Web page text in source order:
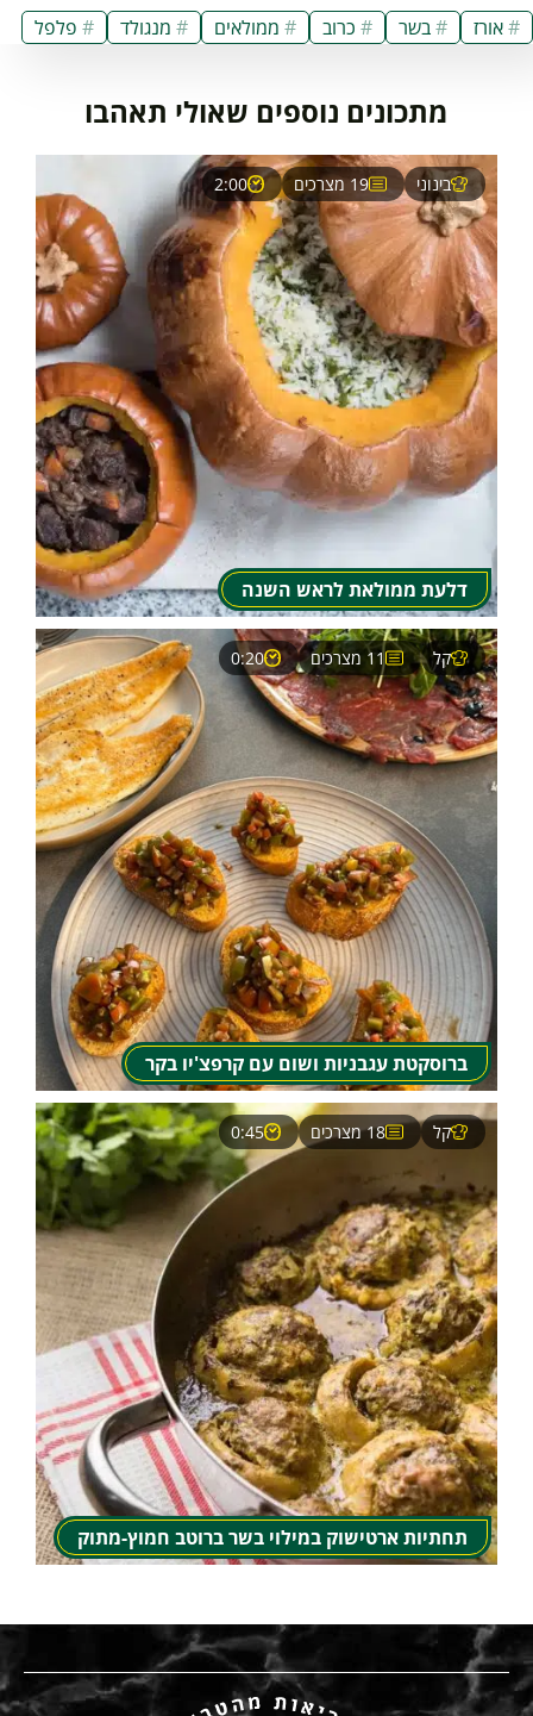
אורז בשר כרוב ממולאים מנגולד פלפל
מתכונים נוספים שאולי תאהבו
דלעת ממולאת לראש השנה
בינוני 19 מצרכים 2:00
ברוסקטת עגבניות ושום עם קרפצ'יו בקר
קל 11 מצרכים 0:20
תחתיות ארטישוק במילוי בשר ברוטב חמוץ-מתוק
קל 18 מצרכים 0:45